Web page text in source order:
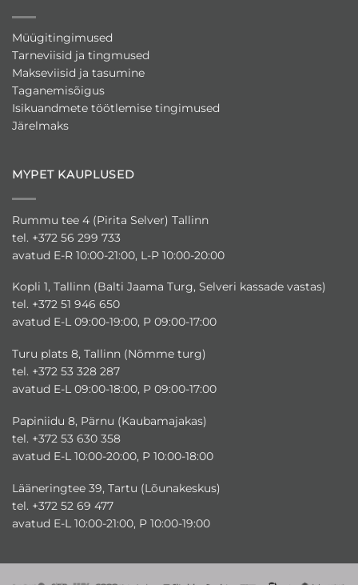
Müügitingimused
Tarneviisid ja tingmused
Makseviisid ja tasumine
Taganemisõigus
Isikuandmete töötlemise tingimused
Järelmaks
MYPET KAUPLUSED
Rummu tee 4 (Pirita Selver) Tallinn
tel. +372 56 299 733
avatud E-R 10:00-21:00, L-P 10:00-20:00
Kopli 1, Tallinn (Balti Jaama Turg, Selveri kassade vastas)
tel. +372 51 946 650
avatud E-L 09:00-19:00, P 09:00-17:00
Turu plats 8, Tallinn (Nõmme turg)
tel. +372 53 328 287
avatud E-L 09:00-18:00, P 09:00-17:00
Papiniidu 8, Pärnu (Kaubamajakas)
tel. +372 53 630 358
avatud E-L 10:00-20:00, P 10:00-18:00
Lääneringtee 39, Tartu (Lõunakeskus)
tel. +372 52 69 477
avatud E-L 10:00-21:00, P 10:00-19:00